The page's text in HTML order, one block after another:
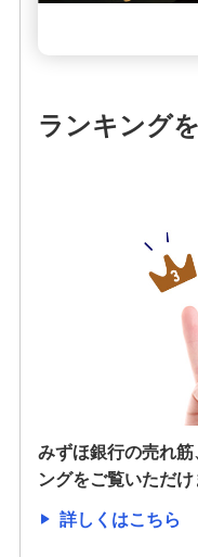
投資信託口座開設
オンライン金融商品
金銭信託「貯蓄の達
ご検討中のお客さま
NISA・投資信託申込
ランキング
みずほ銀行の売れ
ングをご覧いただけ
詳しくはこちら